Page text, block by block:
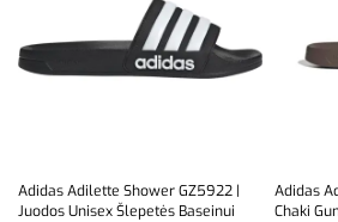
Adidas Adilette Shower GZ5922 |
Juodos Unisex Šlepetės Baseinui
Adidas
Chaki